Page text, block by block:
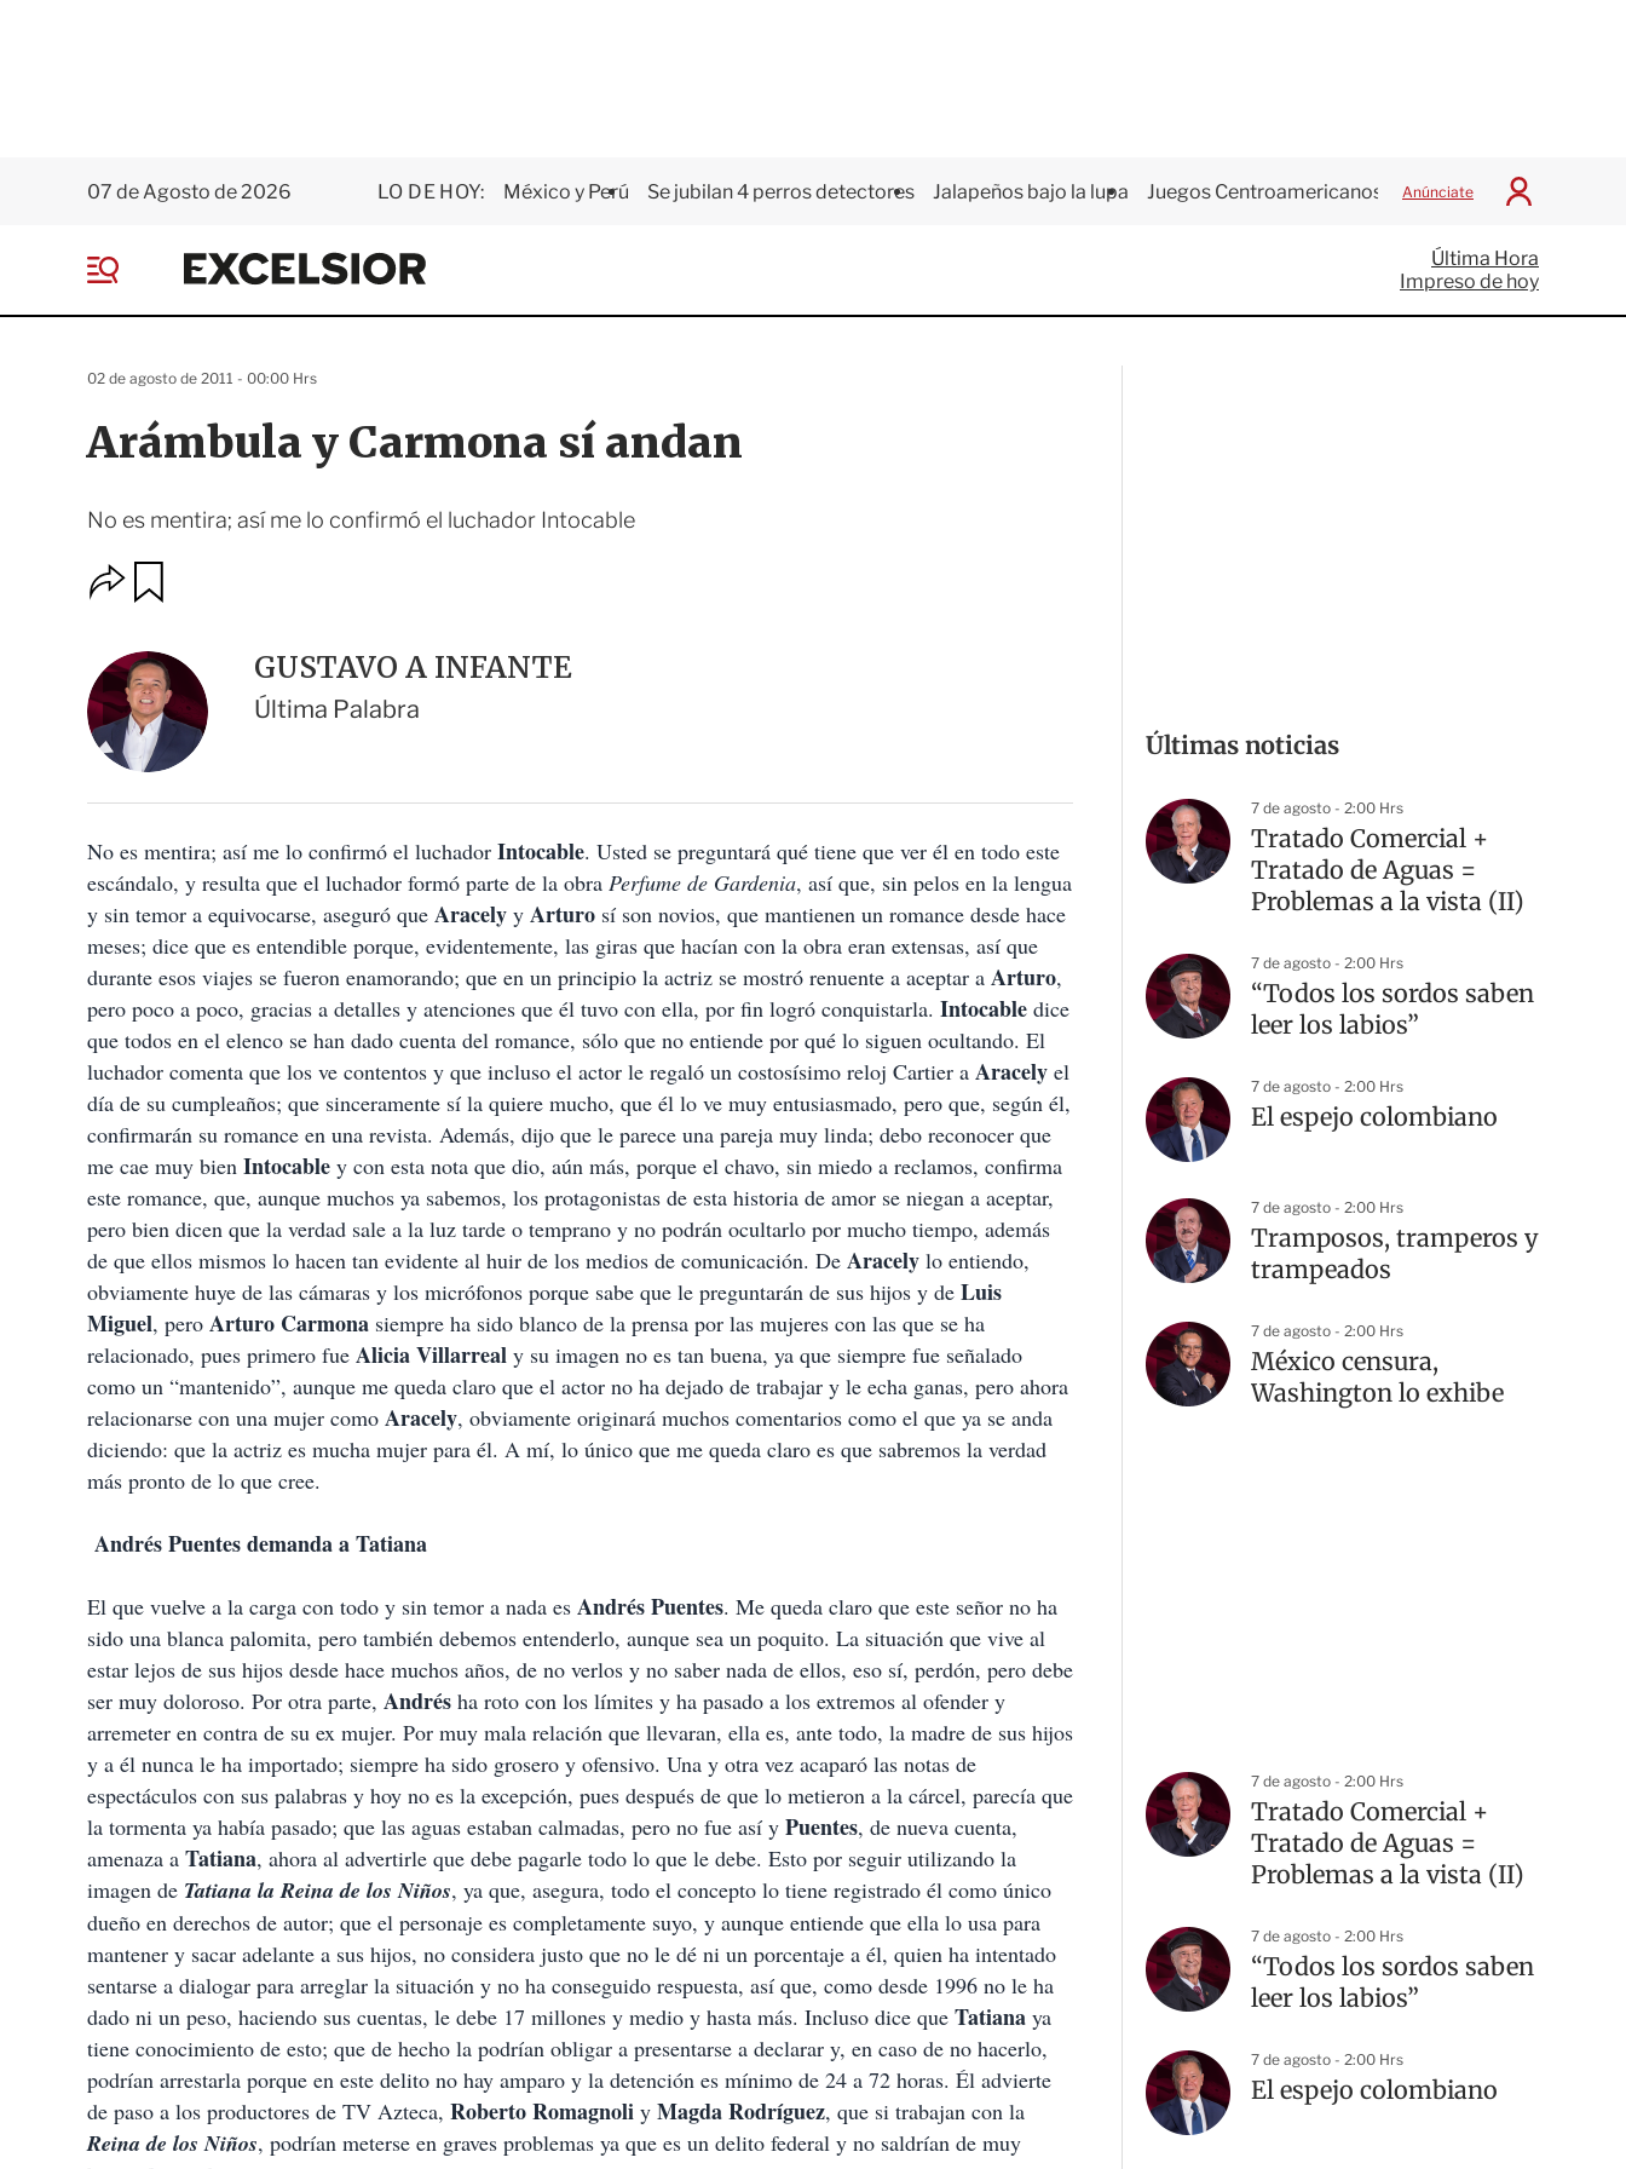
07 de Agosto de 2026 LO DE HOY: México y Perú Se jubilan 4 perros detectores Jalapeños bajo la lupa Juegos Centroamericanos Anúnciate
I
c
i
a
E
x
e
r
e
Última Hora
Impreso de hoy
Arámbula y Carmona sí andan
No es mentira; así me lo confirmó el luchador Intocable
02 de agosto de 2011 - 00:00 Hrs
O
p
o
n
e
s
c
m
a
r
t
r
d
a
r
GUSTAVO A INFANTE
Última Palabra
No es mentira; así me lo confirmó el luchador Intocable. Usted se preguntará qué tiene que ver él en todo este
escándalo, y resulta que el luchador formó parte de la obra Perfume de Gardenia, así que, sin pelos en la lengua
y sin temor a equivocarse, aseguró que Aracely y Arturo sí son novios, que mantienen un romance desde hace
meses; dice que es entendible porque, evidentemente, las giras que hacían con la obra eran extensas, así que
durante esos viajes se fueron enamorando; que en un principio la actriz se mostró renuente a aceptar a Arturo,
pero poco a poco, gracias a detalles y atenciones que él tuvo con ella, por fin logró conquistarla. Intocable dice
que todos en el elenco se han dado cuenta del romance, sólo que no entiende por qué lo siguen ocultando. El
luchador comenta que los ve contentos y que incluso el actor le regaló un costosísimo reloj Cartier a Aracely el
día de su cumpleaños; que sinceramente sí la quiere mucho, que él lo ve muy entusiasmado, pero que, según él,
confirmarán su romance en una revista. Además, dijo que le parece una pareja muy linda; debo reconocer que
me cae muy bien Intocable y con esta nota que dio, aún más, porque el chavo, sin miedo a reclamos, confirma
este romance, que, aunque muchos ya sabemos, los protagonistas de esta historia de amor se niegan a aceptar,
pero bien dicen que la verdad sale a la luz tarde o temprano y no podrán ocultarlo por mucho tiempo, además
de que ellos mismos lo hacen tan evidente al huir de los medios de comunicación. De Aracely lo entiendo,
obviamente huye de las cámaras y los micrófonos porque sabe que le preguntarán de sus hijos y de Luis
Miguel, pero Arturo Carmona siempre ha sido blanco de la prensa por las mujeres con las que se ha
relacionado, pues primero fue Alicia Villarreal y su imagen no es tan buena, ya que siempre fue señalado
como un “mantenido”, aunque me queda claro que el actor no ha dejado de trabajar y le echa ganas, pero ahora
relacionarse con una mujer como Aracely, obviamente originará muchos comentarios como el que ya se anda
diciendo: que la actriz es mucha mujer para él. A mí, lo único que me queda claro es que sabremos la verdad
más pronto de lo que cree.
Andrés Puentes demanda a Tatiana
El que vuelve a la carga con todo y sin temor a nada es AndrésPuentes. Me queda claro que este señor no ha
sido una blanca palomita, pero también debemos entenderlo, aunque sea un poquito. La situación que vive al
estar lejos de sus hijos desde hace muchos años, de no verlos y no saber nada de ellos, eso sí, perdón, pero debe
ser muy doloroso. Por otra parte, Andrés ha roto con los límites y ha pasado a los extremos al ofender y
arremeter en contra de su ex mujer. Por muy mala relación que llevaran, ella es, ante todo, la madre de sus hijos
y a él nunca le ha importado; siempre ha sido grosero y ofensivo. Una y otra vez acaparó las notas de
espectáculos con sus palabras y hoy no es la excepción, pues después de que lo metieron a la cárcel, parecía que
la tormenta ya había pasado; que las aguas estaban calmadas, pero no fue así y Puentes, de nueva cuenta,
amenaza a Tatiana, ahora al advertirle que debe pagarle todo lo que le debe. Esto por seguir utilizando la
imagen de Tatiana la Reina de los Niños, ya que, asegura, todo el concepto lo tiene registrado él como único
dueño en derechos de autor; que el personaje es completamente suyo, y aunque entiende que ella lo usa para
mantener y sacar adelante a sus hijos, no considera justo que no le dé ni un porcentaje a él, quien ha intentado
sentarse a dialogar para arreglar la situación y no ha conseguido respuesta, así que, como desde 1996 no le ha
dado ni un peso, haciendo sus cuentas, le debe 17 millones y medio y hasta más. Incluso dice que Tatiana ya
tiene conocimiento de esto; que de hecho la podrían obligar a presentarse a declarar y, en caso de no hacerlo,
podrían arrestarla porque en este delito no hay amparo y la detención es mínimo de 24 a 72 horas. Él advierte
de paso a los productores de TV Azteca, Roberto Romagnoli y Magda Rodríguez, que si trabajan con la
Reina de los Niños, podrían meterse en graves problemas ya que es un delito federal y no saldrían de muy
Últimas noticias
7 de agosto - 2:00 Hrs
Tratado Comercial +
Tratado de Aguas =
Problemas a la vista (II)
7 de agosto - 2:00 Hrs
“Todos los sordos saben
leer los labios”
7 de agosto - 2:00 Hrs
El espejo colombiano
7 de agosto - 2:00 Hrs
Tramposos, tramperos y
trampeados
7 de agosto - 2:00 Hrs
México censura,
Washington lo exhibe
7 de agosto - 2:00 Hrs
Tratado Comercial +
Tratado de Aguas =
Problemas a la vista (II)
7 de agosto - 2:00 Hrs
“Todos los sordos saben
leer los labios”
7 de agosto - 2:00 Hrs
El espejo colombiano